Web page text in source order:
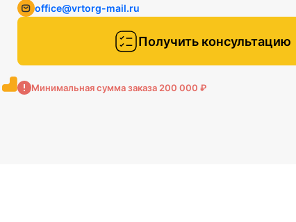
Получить консультацию
office@vrtorg-mail.ru
Минимальная сумма заказа 200 000 ₽